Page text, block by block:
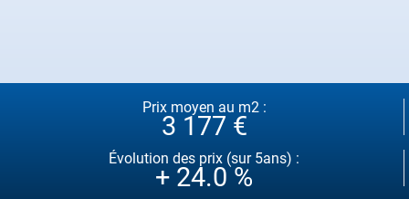
Prix moyen au m2 :
3 177 €
Évolution des prix (sur 5ans) :
+ 24.0 %